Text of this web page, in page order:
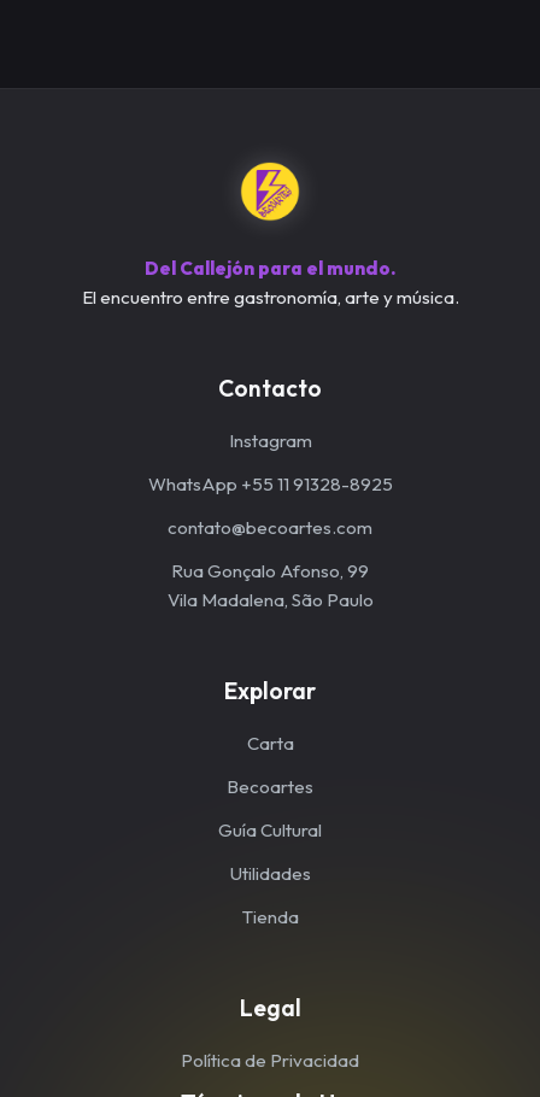
Del Callejón para el mundo.
El encuentro entre gastronomía, arte y música.
Contacto
Instagram
WhatsApp +55 11 91328-8925
contato@becoartes.com
Rua Gonçalo Afonso, 99
Vila Madalena, São Paulo
Explorar
Carta
Becoartes
Guía Cultural
Utilidades
Tienda
Legal
Política de Privacidad